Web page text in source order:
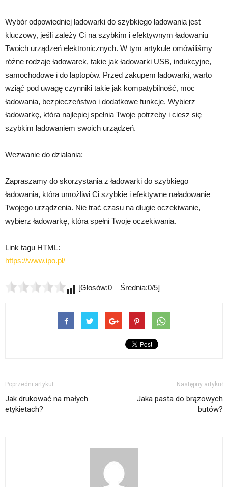
Wybór odpowiedniej ładowarki do szybkiego ładowania jest
kluczowy, jeśli zależy Ci na szybkim i efektywnym ładowaniu
Twoich urządzeń elektronicznych. W tym artykule omówiliśmy
różne rodzaje ładowarek, takie jak ładowarki USB, indukcyjne,
samochodowe i do laptopów. Przed zakupem ładowarki, warto
wziąć pod uwagę czynniki takie jak kompatybilność, moc
ładowania, bezpieczeństwo i dodatkowe funkcje. Wybierz
ładowarkę, która najlepiej spełnia Twoje potrzeby i ciesz się
szybkim ładowaniem swoich urządzeń.
Wezwanie do działania:
Zapraszamy do skorzystania z ładowarki do szybkiego
ładowania, która umożliwi Ci szybkie i efektywne naładowanie
Twojego urządzenia. Nie trać czasu na długie oczekiwanie,
wybierz ładowarkę, która spełni Twoje oczekiwania.
Link tagu HTML:
https://www.ipo.pl/
[Głosów:0 Średnia:0/5]
Poprzedni artykuł
Jak drukować na małych
etykietach?
Następny artykuł
Jaka pasta do brązowych
butów?